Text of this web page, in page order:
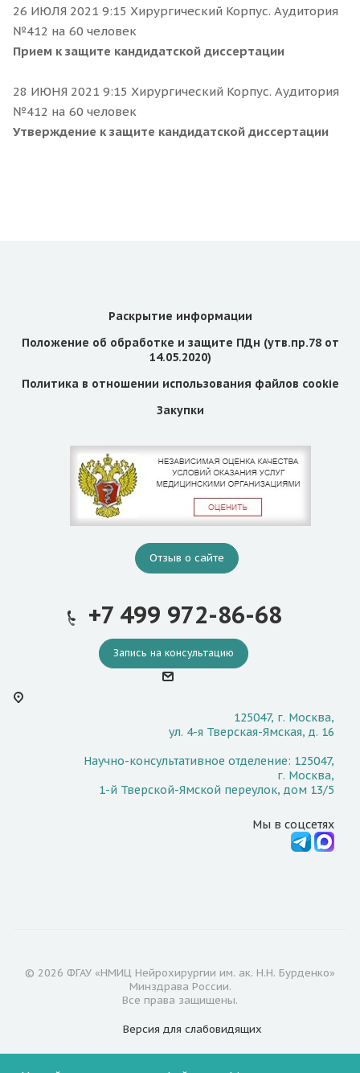
26 ИЮЛЯ 2021 9:15 Хирургический Корпус. Аудитория
№412 на 60 человек
Прием к защите кандидатской диссертации
28 ИЮНЯ 2021 9:15 Хирургический Корпус. Аудитория
№412 на 60 человек
Утверждение к защите кандидатской диссертации
Раскрытие информации
Положение об обработке и защите ПДн (утв.пр.78 от
14.05.2020)
Политика в отношении использования файлов cookie
Закупки
Отзыв о сайте
+7 499 972-86-68
Запись на консультацию
125047, г. Москва,
ул. 4-я Тверская-Ямская, д. 16
Научно-консультативное отделение: 125047,
г. Москва,
1-й Тверской-Ямской переулок, дом 13/5
Мы в соцсетях
© 2026 ФГАУ «НМИЦ Нейрохирургии им. ак. Н.Н. Бурденко»
Минздрава России.
Все права защищены.
Версия для слабовидящих